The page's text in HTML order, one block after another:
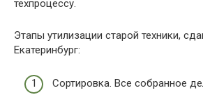
техпроцессу.
Этапы утилизации старой техники,
Екатеринбург:
Сортировка. Все собранное